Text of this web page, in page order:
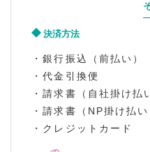
決済方法
・銀行振込（前払い）
・代金引換便
・請求書（自社掛け払
・請求書（NP掛け払い
・クレジットカード